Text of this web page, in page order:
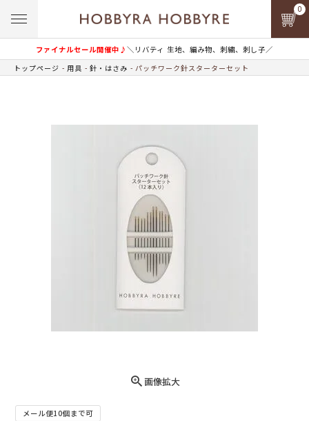
ファイナルセール開催中♪＼リバティ 生地、編み物、刺繍、刺し子／
0
トップページ 用具 針・はさみ パッチワーク針スターターセット
画像拡大
メール便10個まで可